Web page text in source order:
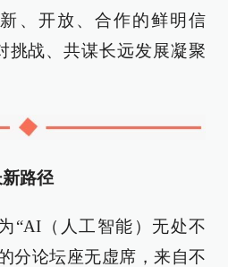
、开放、合作的鲜明信
挑战、共谋长远发展凝聚
路径
“AI（人工智能）无处不
分论坛座无虚席，来自不